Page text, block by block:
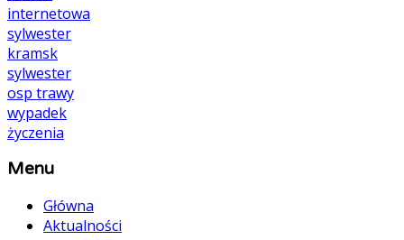
internetowa
sylwester
kramsk
sylwester
osp trawy
wypadek
życzenia
Menu
Główna
Aktualności